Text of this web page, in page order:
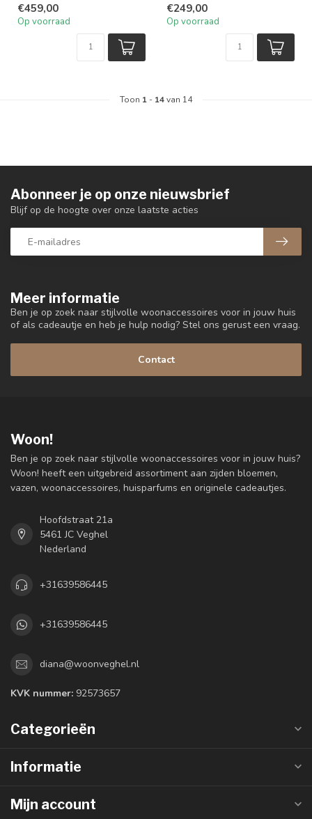
€459,00
Op voorraad
€249,00
Op voorraad
Toon 1 - 14van 14
Meer informatie
Ben je op zoek naar stijlvolle woonaccessoires voor in jouw huis
of als cadeautje en heb je hulp nodig? Stel ons gerust een vraag.
Contact
Abonneer je op onze nieuwsbrief
Blijf op de hoogte over onze laatste acties
Woon!
Ben je op zoek naar stijlvolle woonaccessoires voor in jouw huis?
Woon! heeft een uitgebreid assortiment aan zijden bloemen,
vazen, woonaccessoires, huisparfums en originele cadeautjes.
Hoofdstraat 21a
5461 JC Veghel
Nederland
+31639586445
+31639586445
diana@woonveghel.nl
KVK nummer: 92573657
Categorieën
Informatie
Mijn account